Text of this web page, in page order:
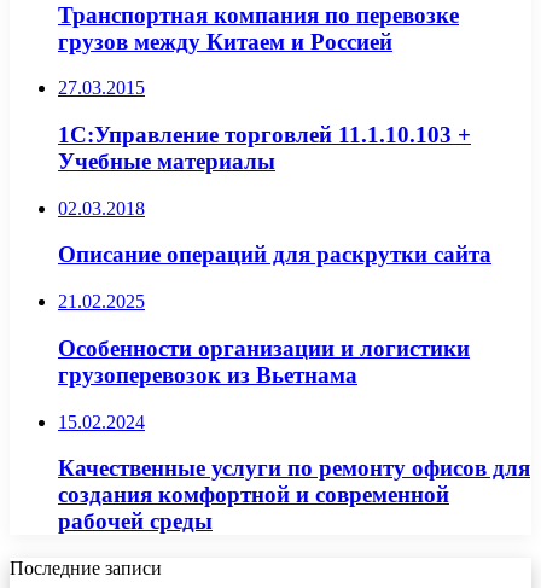
Транспортная компания по перевозке
грузов между Китаем и Россией
27.03.2015
1С:Управление торговлей 11.1.10.103 +
Учебные материалы
02.03.2018
Описание операций для раскрутки сайта
21.02.2025
Особенности организации и логистики
грузоперевозок из Вьетнама
15.02.2024
Качественные услуги по ремонту офисов для
создания комфортной и современной
рабочей среды
Последние записи